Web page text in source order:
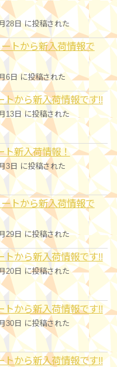
28日 に投稿された
トから新入荷情報で
6日 に投稿された
トから新入荷情報です!!
13日 に投稿された
ト新入荷情報！
3日 に投稿された
トから新入荷情報で
29日 に投稿された
トから新入荷情報です!!
20日 に投稿された
トから新入荷情報です!!
30日 に投稿された
トから新入荷情報です!!